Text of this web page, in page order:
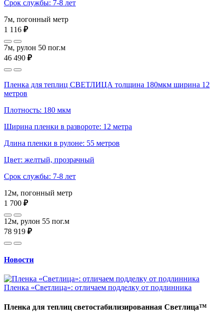
Срок службы: 7-8 лет
7м, погонный метр
1 116 ₽
7м, рулон 50 пог.м
46 490 ₽
Пленка для теплиц СВЕТЛИЦА толщина 180мкм ширина 12
метров
Плотность: 180 мкм
Ширина пленки в развороте: 12 метра
Длина пленки в рулоне: 55 метров
Цвет: желтый, прозрачный
Срок службы: 7-8 лет
12м, погонный метр
1 700 ₽
12м, рулон 55 пог.м
78 919 ₽
Новости
Пленка «Светлица»: отличаем подделку от подлинника
Пленка для теплиц светостабилизированная Светлица™